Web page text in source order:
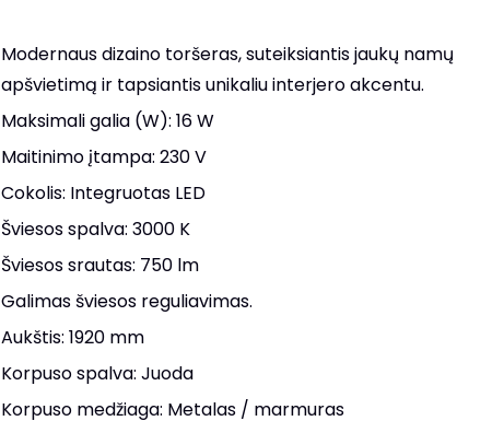
Modernaus dizaino toršeras, suteiksiantis jaukų namų
apšvietimą ir tapsiantis unikaliu interjero akcentu.
Maksimali galia (W): 16 W
Maitinimo įtampa: 230 V
Cokolis: Integruotas LED
Šviesos spalva: 3000 K
Šviesos srautas: 750 lm
Galimas šviesos reguliavimas.
Aukštis: 1920 mm
Korpuso spalva: Juoda
Korpuso medžiaga: Metalas / marmuras